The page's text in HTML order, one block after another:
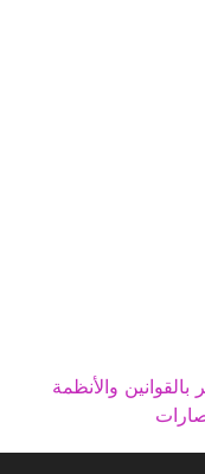
والأنظمة